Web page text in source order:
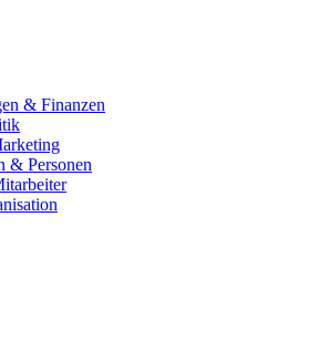
& Finanzen
& Personen